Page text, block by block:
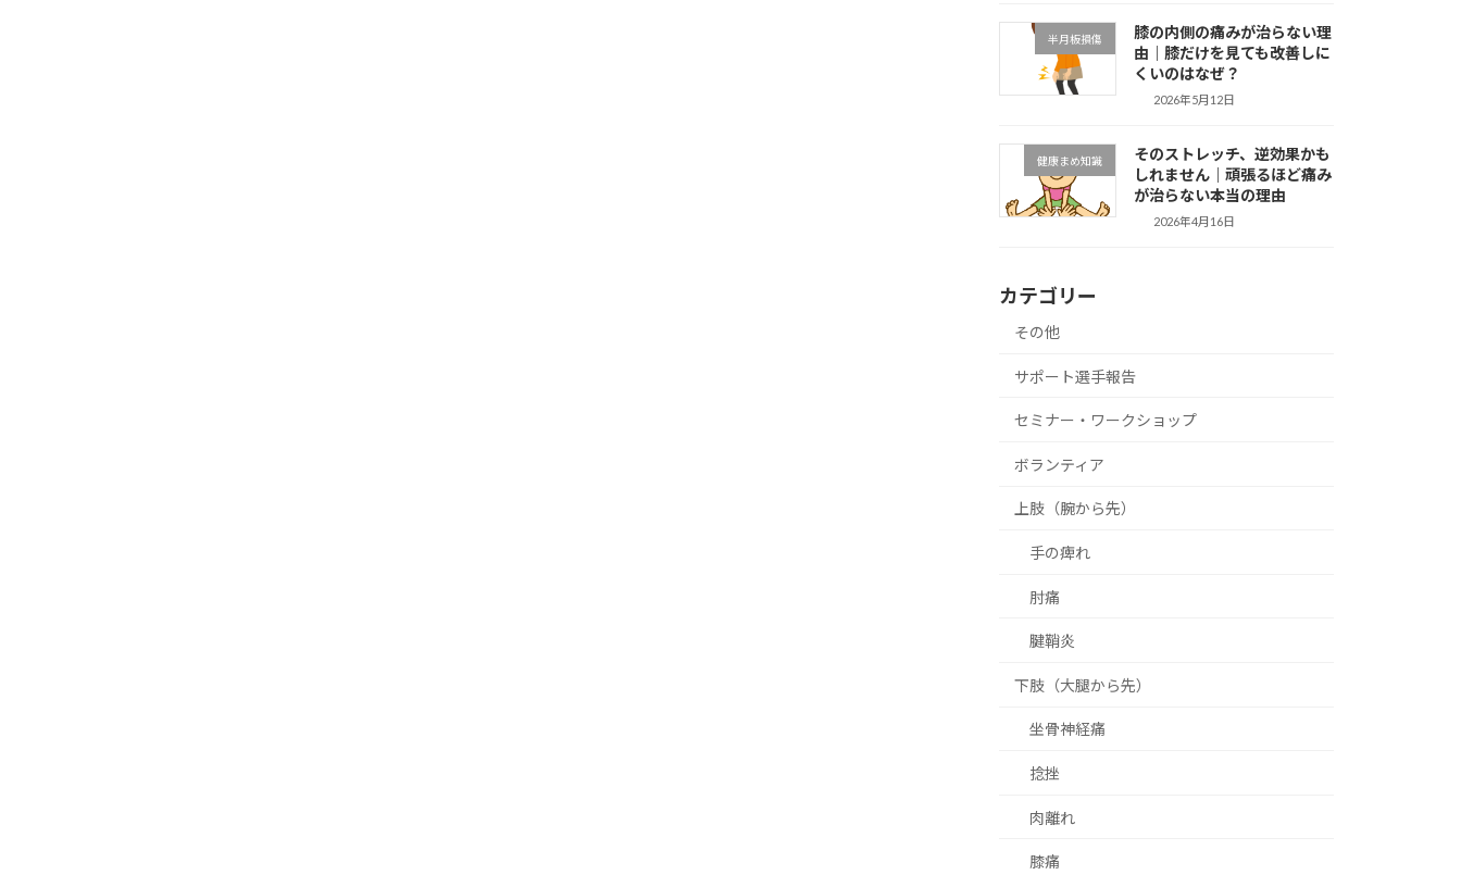
半月板損傷
膝の内側の痛みが治らない理
由｜膝だけを見ても改善しに
くいのはなぜ？
2026年5月12日
健康まめ知識
そのストレッチ、逆効果かも
しれません｜頑張るほど痛み
が治らない本当の理由
2026年4月16日
カテゴリー
その他
サポート選手報告
セミナー・ワークショップ
ボランティア
上肢（腕から先）
手の痺れ
肘痛
腱鞘炎
下肢（大腿から先）
坐骨神経痛
捻挫
肉離れ
膝痛